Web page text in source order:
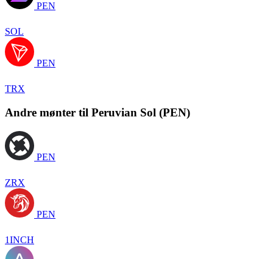
PEN
SOL
PEN
TRX
Andre mønter til Peruvian Sol (PEN)
PEN
ZRX
PEN
1INCH